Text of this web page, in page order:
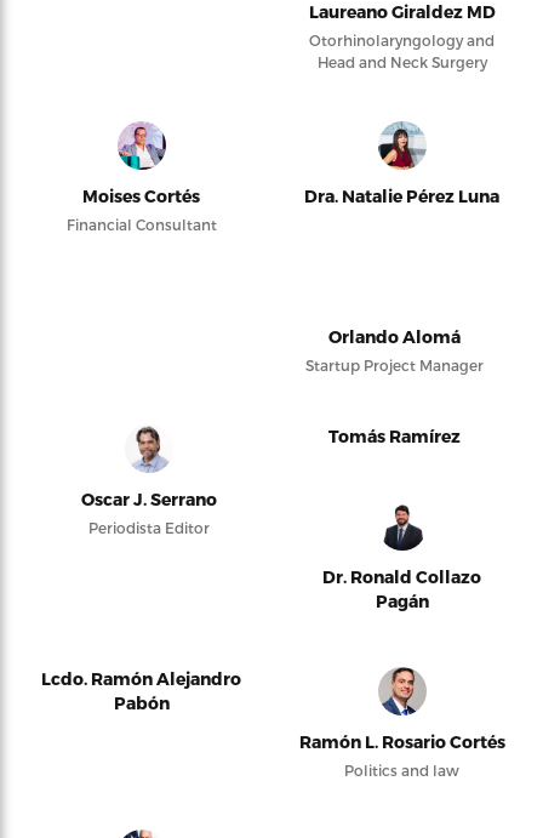
Laureano Giraldez MD
Otorhinolaryngology and
Head and Neck Surgery
Moises Cortés
Financial Consultant
Dra. Natalie Pérez Luna
Orlando Alomá
Startup Project Manager
Oscar J. Serrano
Periodista Editor
Tomás Ramírez
Dr. Ronald Collazo
Pagán
Lcdo. Ramón Alejandro
Pabón
Ramón L. Rosario Cortés
Politics and law